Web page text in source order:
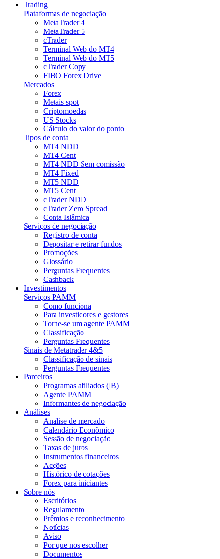
Trading
Plataformas de negociação
MetaTrader 4
MetaTrader 5
cTrader
Terminal Web do MT4
Terminal Web do MT5
cTrader Copy
FIBO Forex Drive
Mercados
Forex
Metais spot
Criptomoedas
US Stocks
Cálculo do valor do ponto
Tipos de conta
MT4 NDD
MT4 Cent
MT4 NDD Sem comissão
MT4 Fixed
MT5 NDD
MT5 Cent
cTrader NDD
cTrader Zero Spread
Conta Islâmica
Serviços de negociação
Registro de conta
Depositar e retirar fundos
Promoções
Glossário
Perguntas Frequentes
Cashback
Investimentos
Serviços PAMM
Como funciona
Para investidores e gestores
Torne-se um agente PAMM
Classificação
Perguntas Frequentes
Sinais de Metatrader 4&5
Classificação de sinais
Perguntas Frequentes
Parceiros
Programas afiliados (IB)
Agente PAMM
Informantes de negociação
Análises
Análise de mercado
Calendário Econômico
Sessão de negociação
Taxas de juros
Instrumentos financeiros
Acções
Histórico de cotações
Forex para iniciantes
Sobre nós
Escritórios
Regulamento
Prêmios e reconhecimento
Notícias
Aviso
Por que nos escolher
Documentos